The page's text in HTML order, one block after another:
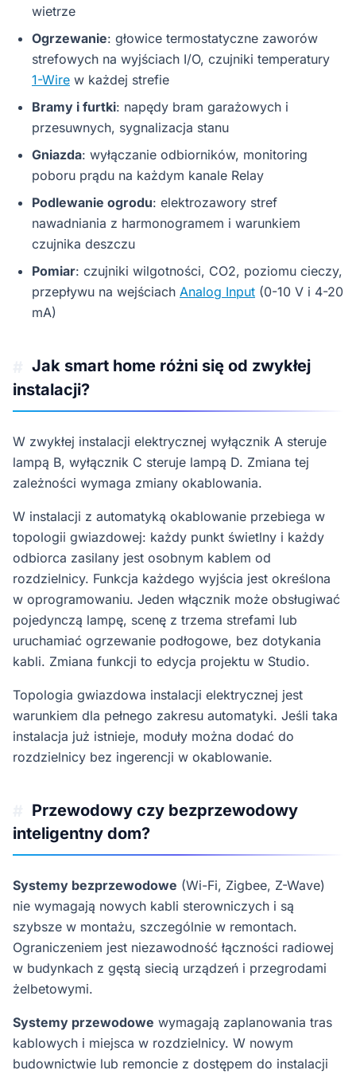
wietrze
Ogrzewanie: głowice termostatyczne zaworów
strefowych na wyjściach I/O, czujniki temperatury
1-Wire w każdej strefie
Bramy i furtki: napędy bram garażowych i
przesuwnych, sygnalizacja stanu
Gniazda: wyłączanie odbiorników, monitoring
poboru prądu na każdym kanale Relay
Podlewanie ogrodu: elektrozawory stref
nawadniania z harmonogramem i warunkiem
czujnika deszczu
Pomiar: czujniki wilgotności, CO2, poziomu cieczy,
przepływu na wejściach Analog Input (0-10 V i 4-20
mA)
Jak smart home różni się od zwykłej
instalacji?
W zwykłej instalacji elektrycznej wyłącznik A steruje
lampą B, wyłącznik C steruje lampą D. Zmiana tej
zależności wymaga zmiany okablowania.
W instalacji z automatyką okablowanie przebiega w
topologii gwiazdowej: każdy punkt świetlny i każdy
odbiorca zasilany jest osobnym kablem od
rozdzielnicy. Funkcja każdego wyjścia jest określona
w oprogramowaniu. Jeden włącznik może obsługiwać
pojedynczą lampę, scenę z trzema strefami lub
uruchamiać ogrzewanie podłogowe, bez dotykania
kabli. Zmiana funkcji to edycja projektu w Studio.
Topologia gwiazdowa instalacji elektrycznej jest
warunkiem dla pełnego zakresu automatyki. Jeśli taka
instalacja już istnieje, moduły można dodać do
rozdzielnicy bez ingerencji w okablowanie.
Przewodowy czy bezprzewodowy
inteligentny dom?
Systemy bezprzewodowe (Wi-Fi, Zigbee, Z-Wave)
nie wymagają nowych kabli sterowniczych i są
szybsze w montażu, szczególnie w remontach.
Ograniczeniem jest niezawodność łączności radiowej
w budynkach z gęstą siecią urządzeń i przegrodami
żelbetowymi.
Systemy przewodowe wymagają zaplanowania tras
kablowych i miejsca w rozdzielnicy. W nowym
budownictwie lub remoncie z dostępem do instalacji